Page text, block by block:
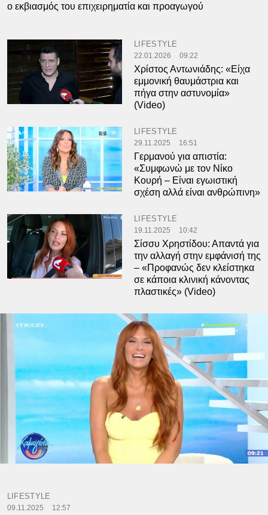
ο εκβιασμός του επιχειρηματία και προαγωγού
LIFESTYLE
22.01.2026 09:22
Χρίστος Αντωνιάδης: «Είχα
εμμονική θαυμάστρια και
πήγα στην αστυνομία»
(Video)
LIFESTYLE
29.11.2025 16:51
Γερμανού για απιστία:
«Συμφωνώ με τον Νίκο
Κουρή – Είναι εγωιστική
σχέση αλλά είναι ανθρώπινη»
LIFESTYLE
19.11.2025 10:42
Σίσσυ Χρηστίδου: Απαντά για
την αλλαγή στην εμφάνισή της
– «Προφανώς δεν κλείστηκα
σε κάποια κλινική κάνοντας
πλαστικές» (Video)
LIFESTYLE
09.11.2025 12:57